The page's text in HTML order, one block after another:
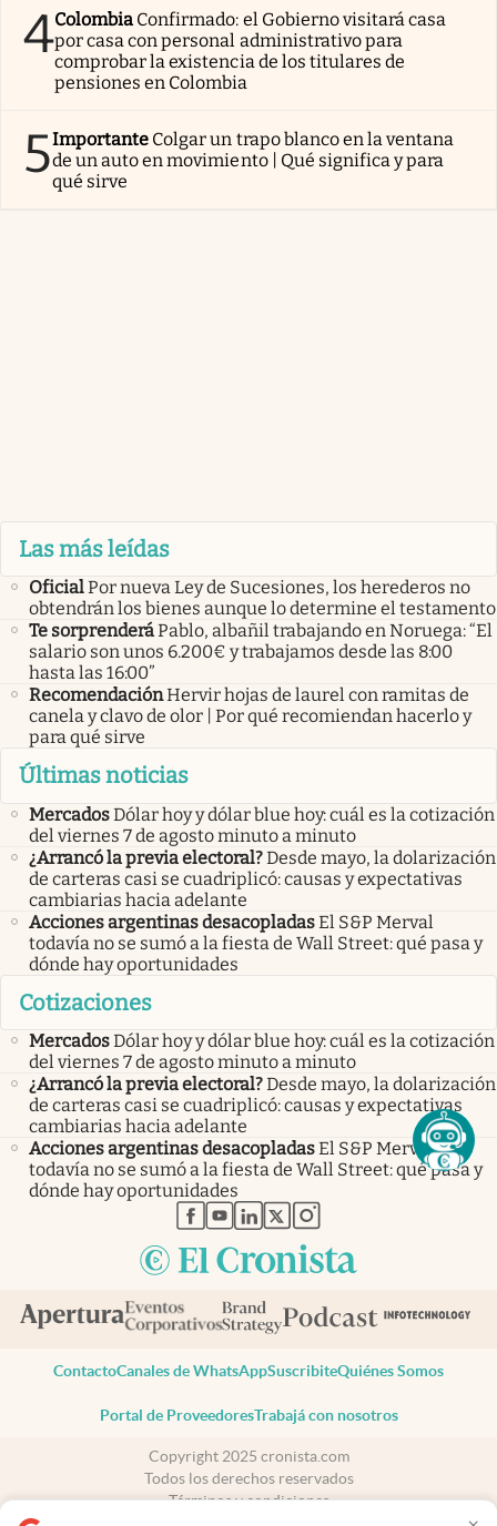
4Colombia Confirmado: el Gobierno visitará casa
por casa con personal administrativo para
comprobar la existencia de los titulares de
pensiones en Colombia
5Importante Colgar un trapo blanco en la ventana
de un auto en movimiento | Qué significa y para
qué sirve
Las más leídas
OficialPor nueva Ley de Sucesiones, los herederos no
obtendrán los bienes aunque lo determine el testamento
Te sorprenderáPablo, albañil trabajando en Noruega: “El
salario son unos 6.200€ y trabajamos desde las 8:00
hasta las 16:00”
RecomendaciónHervir hojas de laurel con ramitas de
canela y clavo de olor | Por qué recomiendan hacerlo y
para qué sirve
Últimas noticias
MercadosDólar hoy y dólar blue hoy: cuál es la cotización
del viernes 7 de agosto minuto a minuto
¿Arrancó la previa electoral?Desde mayo, la dolarización
de carteras casi se cuadriplicó: causas y expectativas
cambiarias hacia adelante
Acciones argentinas desacopladasEl S&P Merval
todavía no se sumó a la fiesta de Wall Street: qué pasa y
dónde hay oportunidades
Cotizaciones
MercadosDólar hoy y dólar blue hoy: cuál es la cotización
del viernes 7 de agosto minuto a minuto
¿Arrancó la previa electoral?Desde mayo, la dolarización
de carteras casi se cuadriplicó: causas y expectativas
cambiarias hacia adelante
Acciones argentinas desacopladasEl S&P Merval
todavía no se sumó a la fiesta de Wall Street: qué pasa y
dónde hay oportunidades
abre en nueva pestaña
abre en nueva pestaña
abre en nueva pestaña
abre en nueva pestaña
abre en nueva pestaña
ContactoCanales de WhatsAppSuscribiteQuiénes Somos
Portal de ProveedoresTrabajá con nosotros
Copyright 2025 cronista.com
Todos los derechos reservados
Términos y condiciones